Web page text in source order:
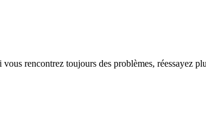
rencontrez toujours des problèmes, réessayez